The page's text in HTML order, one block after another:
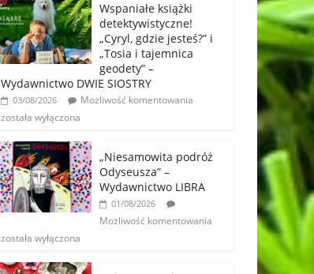
Wspaniałe książki
detektywistyczne!
„Cyryl, gdzie jesteś?” i
„Tosia i tajemnica
geodety” –
Wydawnictwo DWIE SIOSTRY
03/08/2026
Możliwość komentowania
została wyłączona
„Niesamowita podróż
Odyseusza” –
Wydawnictwo LIBRA
01/08/2026
Możliwość komentowania
została wyłączona